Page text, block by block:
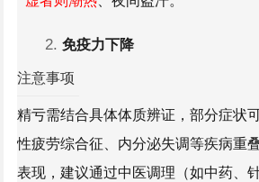
免疫力下降
易感冒 、生病后恢复慢，或出现反复
健康状态。
注意事项
精亏需结合具体体质辨证，部分症状
性疲劳综合征
内分泌失调等疾病重
表现，建议通过中医调理（如中药、